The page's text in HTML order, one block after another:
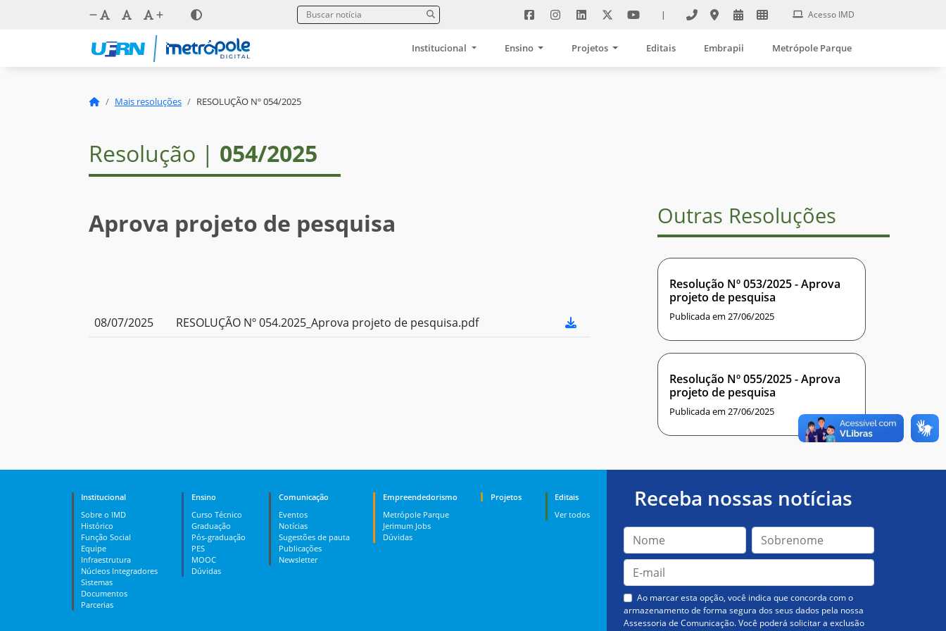
| Acesso IMD
Institucional Ensino Projetos Editais Embrapii Metrópole Parque
Mais resoluções RESOLUÇÃO Nº 054/2025
Resolução | 054/2025
Aprova projeto de pesquisa
08/07/2025 RESOLUÇÃO Nº 054.2025_Aprova projeto de pesquisa.pdf
Outras Resoluções
Resolução Nº 053/2025 - Aprova
projeto de pesquisa
Publicada em 27/06/2025
Resolução Nº 055/2025 - Aprova
projeto de pesquisa
Publicada em 27/06/2025
Institucional
Sobre o IMD
Histórico
Função Social
Equipe
Infraestrutura
Núcleos Integradores
Sistemas
Documentos
Parcerias
Ensino
Curso Técnico
Graduação
Pós-graduação
PES
MOOC
Dúvidas
Comunicação
Eventos
Notícias
Sugestões de pauta
Publicações
Newsletter
Empreendedorismo
Metrópole Parque
Jerimum Jobs
Dúvidas
Projetos
Editais
Ver todos
Receba nossas notícias
Ao marcar esta opção, você indica que concorda com o
armazenamento de forma segura dos seus dados pela nossa
Assessoria de Comunicação. Você poderá solicitar a exclusão